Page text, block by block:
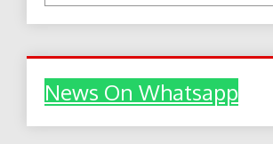
News On Whatsapp